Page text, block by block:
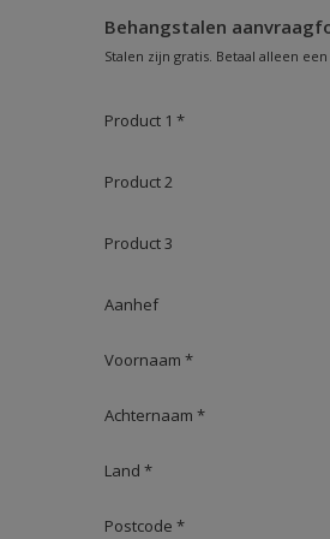
Behangstalen
Stalen zijn gratis. Betaal alleen
Product 1 *
Product 2
Product 3
Aanhef
Voornaam *
Achternaam *
Land *
Postcode *